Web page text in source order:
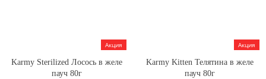
Акция
Karmy Sterilized Лосось в желе
пауч 80г
Акция
Karmy Kitten Телятина в желе
пауч 80г